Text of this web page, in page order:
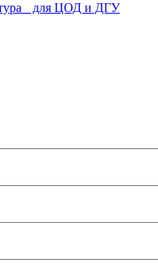
для ЦОД и ДГУ